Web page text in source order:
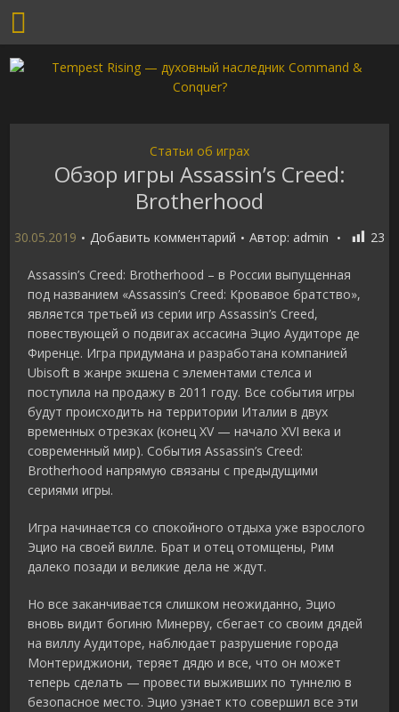
Статьи об играх
Обзор игры Assassin’s Creed:
Brotherhood
30.05.2019 Добавить комментарий Автор: admin 23
Assassin’s Creed: Brotherhood – в России выпущенная
под названием «Assassin’s Creed: Кровавое братство»,
является третьей из серии игр Assassin’s Creed,
повествующей о подвигах ассасина Эцио Аудиторе де
Фиренце. Игра придумана и разработана компанией
Ubisoft в жанре экшена с элементами стелса и
поступила на продажу в 2011 году. Все события игры
будут происходить на территории Италии в двух
временных отрезках (конец XV — начало XVI века и
современный мир). События Assassin’s Creed:
Brotherhood напрямую связаны с предыдущими
сериями игры.
Игра начинается со спокойного отдыха уже взрослого
Эцио на своей вилле. Брат и отец отомщены, Рим
далеко позади и великие дела не ждут.
Но все заканчивается слишком неожиданно, Эцио
вновь видит богиню Минерву, сбегает со своим дядей
на виллу Аудиторе, наблюдает разрушение города
Монтериджиони, теряет дядю и все, что он может
теперь сделать — провести выживших по туннелю в
безопасное место. Эцио узнает кто совершил все эти